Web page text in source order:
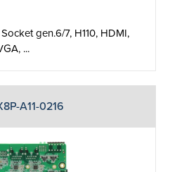
gen.6/7, H110, HDMI,
...
A11-0216